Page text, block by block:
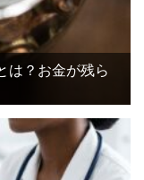
は？お金が残ら